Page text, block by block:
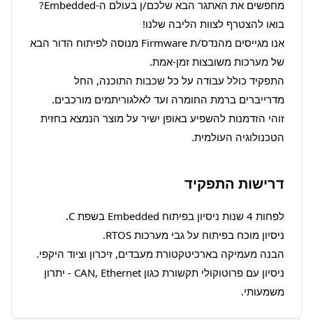
הטכנולוגיה העולמית.
דרישות התפקיד
משמעותי.